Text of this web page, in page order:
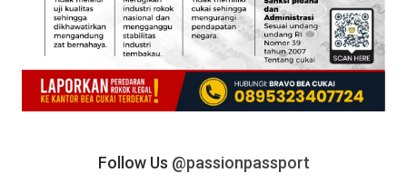
Follow Us @passionpassport